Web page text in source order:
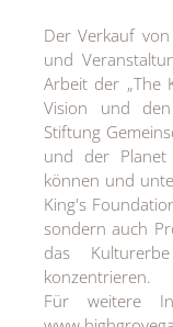
Der Verkauf
und
Arbeit der „The
Vision und
Stiftung
und der Planet
können und
King's
sondern auch
das
konzentrieren.
Für weitere